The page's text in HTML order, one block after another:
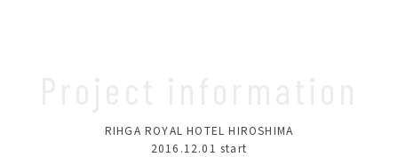
RIHGA ROYAL HOTEL HIROSHIMA
2016.12.01 start